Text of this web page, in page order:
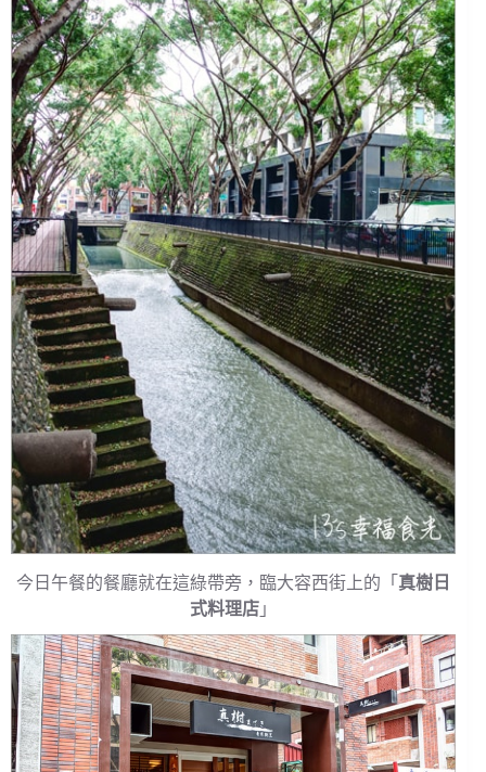
今日午餐的餐廳就在這綠帶旁，臨大容西街上的「 真樹日
式料理店 」